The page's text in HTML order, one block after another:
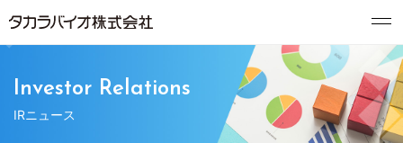
Investor Relations
IRニュース